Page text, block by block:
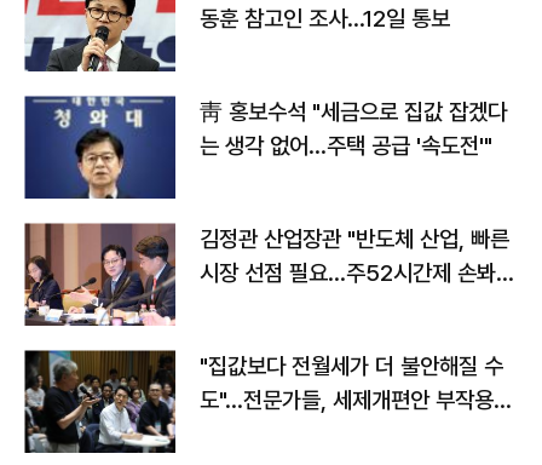
동훈 참고인 조사...12일 통보
靑 홍보수석 "세금으로 집값 잡겠다
는 생각 없어…주택 공급 '속도전'"
김정관 산업장관 "반도체 산업, 빠른
시장 선점 필요…주52시간제 손봐
"집값보다 전월세가 더 불안해질 수
도"…전문가들, 세제개편안 부작용